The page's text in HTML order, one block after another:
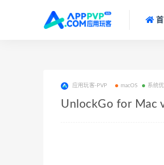
应用玩客-PVP macOS 系统
UnlockGo for Mac